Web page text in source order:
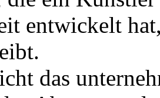
entwickelt
das